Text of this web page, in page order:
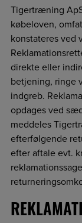
Tigertræning
købeloven,
konstateres ved
direkte eller
betjening, ringe
indgreb.
opdages ved
meddeles
efterfølgende
efter aftale evt.